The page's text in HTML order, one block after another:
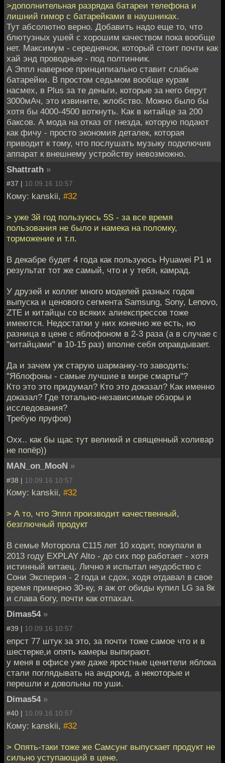
>дополнительная разрядка батареи телефона и
лишний гимор с батарейками в наушниках.
Тут абсолютно верно. Добавить надо еще то, что
блютузных ушей с хорошим качеством пока вообще
нет. Максимум - середнячок, который стоит почти как
хай энд проводные - под полтинник.
А Эппл наверное принципиально ставит слабые
батарейки. В простом седьмом вообще курам
насмех, в Plus за те деньги, которые за него берут
3000мАч, это извините, жлобство. Можно было бы
хотя бы 4000-4500 воткнуть. Как в китайце за 200
баксов. А мода на отказ от гнезда, которую подают
как фичу - просто экономия деталек, которая
приводит к тому, что послушать музыку подключив
аппарат к внешнему устройству невозможно.
Shattrath »
#37 | 10.09.16 10:57
Кому: kanskii, #32
> уже 3й год пользуюсь 5S - за все время
пользования не было и намека на поломку,
торможение и т.п.
В декабре будет 4 года как пользуюсь Hyuawei P1 и
результат тот же самый, что и у тебя, камрад.
У друзей и коллег много моделей разных годов
выпуска и ценового сегмента Samsung, Sony, Lenovo,
ZTE и китайцы со всяких алиекспрессов тоже
имеются. Недостатки у них конечно же есть, но
разница в цене с яблофоном в 2-3 раза (а в случае с
"китайцами" в 10-15 раз) вполне себя оправдывает.
Да и зачем уж старую шарманку-то заводить:
"Яблофоны - самые лучшие в мире смарты"?
Кто это это придумал? Кто это доказал? Как именно
доказал? Где тотально-независимые обзоры и
исследования?
Требую пруфов)
Охх.. как бы щас тут великий и священный холивар
не попёр))
MAN_on_MooN »
#38 | 10.09.16 10:57
Кому: kanskii, #32
> А то, что Эппл производит качественный,
безглючный продукт
В семье Моторола С115 лет 10 ходит, покупали в
2013 году EXPLAY Alto - до сих пор работает - хотя
истинный китаец. Лично я испытал неудобство с
Сони Эксперия - 2 года и сдох, ходя отдавал в свое
время примерно 30-ку, я аж от обиды купил LG за 8к
и слава богу, почти как отпахал.
Dimas54 »
#39 | 10.09.16 10:57
епрст 77 штук за это, за почти тоже самое что и в
шестерке,и опять камеры выпирают.
у меня в офисе уже даже яростные ценители яблока
стали поглядывать на андроид, а некоторые и
перешли и довольны по уши.
Dimas54 »
#40 | 10.09.16 10:57
Кому: kanskii, #32
> Опять-таки тоже же Самсунг выпускает продукт не
сильно уступающий в цене.